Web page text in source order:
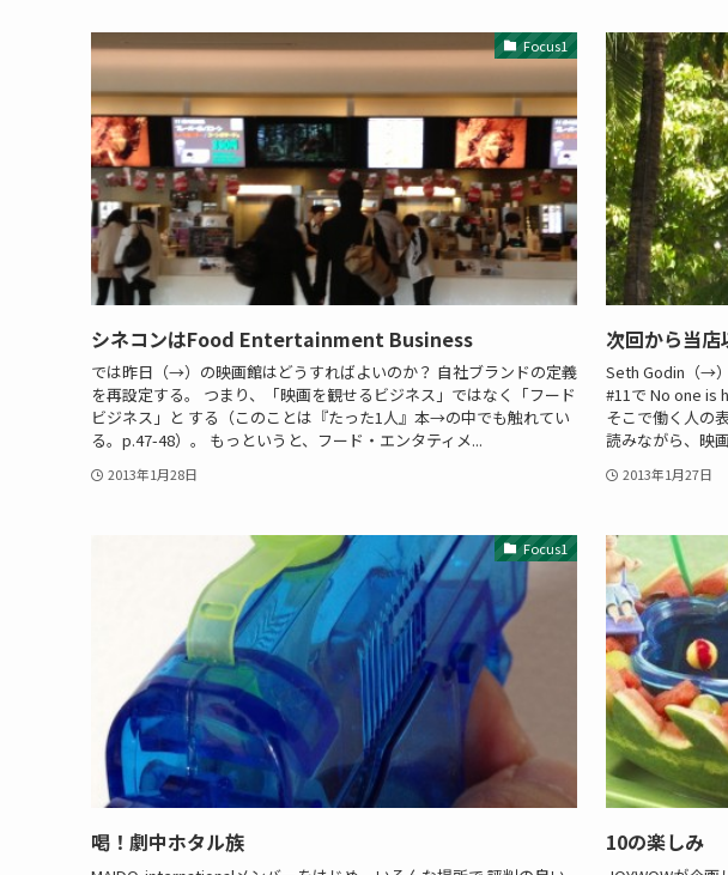
Focus1
シネコンはFood Entertainment Business
では昨日（→）の映画館はどうすればよいのか？ 自社ブランドの定義
を再設定する。 つまり、「映画を観せるビジネス」ではなく「フード
ビジネス」と する（このことは『たった1人』本→の中でも触れてい
る。p.47-48）。 もっというと、フード・エンタティメ...
2013年1月28日
次回から当
Seth Godin（→
#11で No one is
そこで働く人の
読みながら、映
2013年1月27日
Focus1
喝！劇中ホタル族 10の楽しみ